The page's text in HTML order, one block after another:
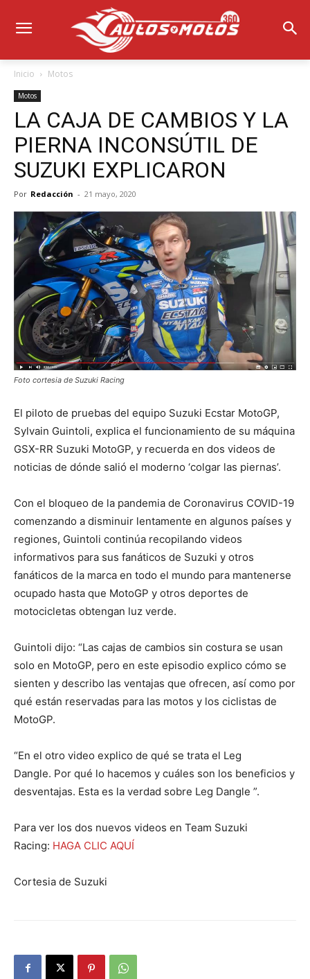
Inicio Motos
Motos
LA CAJA DE CAMBIOS Y LA
PIERNA INCONSÚTIL DE
SUZUKI EXPLICARON
Por Redacción - 21 mayo, 2020
Foto cortesia de Suzuki Racing
El piloto de pruebas del equipo Suzuki Ecstar MotoGP,
Sylvain Guintoli, explica el funcionamiento de su máquina
GSX-RR Suzuki MotoGP, y recuerda en dos videos de
noticias de dónde salió el moderno ‘colgar las piernas’.
Con el bloqueo de la pandemia de Coronavirus COVID-19
comenzando a disminuir lentamente en algunos países y
regiones, Guintoli continúa recopilando videos
informativos para sus fanáticos de Suzuki y otros
fanáticos de la marca en todo el mundo para mantenerse
ocupado hasta que MotoGP y otros deportes de
motocicletas obtengan luz verde.
Guintoli dijo: “Las cajas de cambios sin costura se usan
solo en MotoGP, pero en este episodio explico cómo se
sienten y describo las ventajas que ofrecen, así como por
qué están reservadas para las motos y los ciclistas de
MotoGP.
“En el otro video explico de qué se trata el Leg
Dangle. Por qué lo hacemos y cuáles son los beneficios y
desventajas. Esta es la verdad sobre Leg Dangle ”.
Para ver los dos nuevos videos en Team Suzuki
Racing: HAGA CLIC AQUÍ
Cortesia de Suzuki